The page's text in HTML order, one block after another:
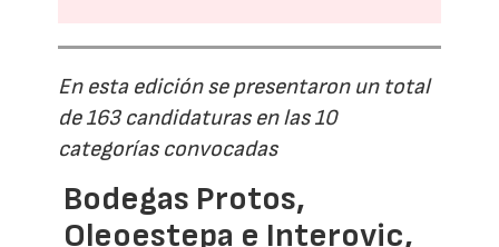
En esta edición se presentaron un total
de 163 candidaturas en las 10
categorías convocadas
Bodegas Protos,
Oleoestepa e Interovic,